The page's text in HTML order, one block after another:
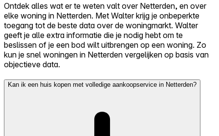
Ontdek alles wat er te weten valt over Netterden, en over
elke woning in Netterden. Met Walter krijg je onbeperkte
toegang tot de beste data over de woningmarkt. Walter
geeft je alle extra informatie die je nodig hebt om te
beslissen of je een bod wilt uitbrengen op een woning. Zo
kun je snel woningen in Netterden vergelijken op basis van
objectieve data.
Kan ik een huis kopen met volledige aankoopservice in Netterden?